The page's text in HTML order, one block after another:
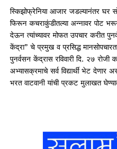
स्किझोफ्रेनिया आजार जडल्यानंतर घर
फिरून कचराकुंडीतल्या अन्नावर पोट
देऊन त्यांच्यावर मोफत उपचार करीत
केंद्रा” चे प्रमुख व प्रसिद्ध
पुनर्वसन केंद्रास रविवारी दि. २७
अभ्यासक्रमाचे सर्व विद्यार्थी भेट देणार
भरत वाटवानी यांची प्रकट मुलाखत